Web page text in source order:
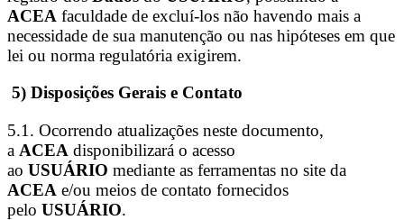
ACEA faculdade de excluí-los não havendo mais a
necessidade de sua manutenção ou nas hipóteses em que
lei ou norma regulatória exigirem.
5) Disposições Gerais e Contato
5.1. Ocorrendo atualizações neste documento,
a ACEA disponibilizará o acesso
ao USUÁRIO mediante as ferramentas no site da
ACEA e/ou meios de contato fornecidos
pelo USUÁRIO.